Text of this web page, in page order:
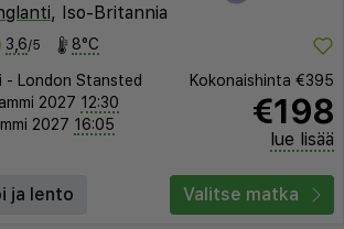
, Iso-Britannia
3,6/5 8°C
- London Stansted
2027 12:30
2027 16:05
Kokonaishinta €395
€198
lue lisää
ja lento Valitse matka